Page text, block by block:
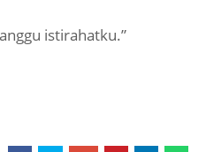
istirahatku.”